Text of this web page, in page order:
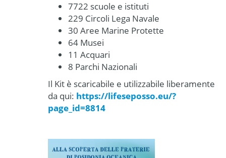
7722 scuole e istituti
229 Circoli Lega Navale
30 Aree Marine Protette
64 Musei
11 Acquari
8 Parchi Nazionali
Il Kit è scaricabile e utilizzabile liberamente
da qui: https://lifeseposso.eu/?
page_id=8814